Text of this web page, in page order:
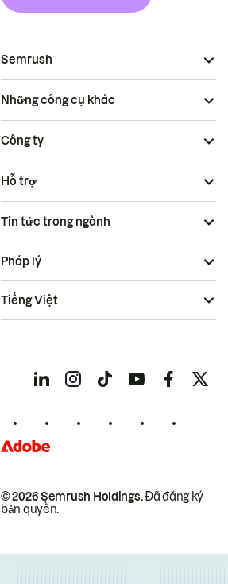
Semrush
Những công cụ khác
Công ty
Hỗ trợ
Tin tức trong ngành
© 2026 Semrush Holdings.Đã đăng ký
bản quyền.
Pháp lý
Tiếng Việt